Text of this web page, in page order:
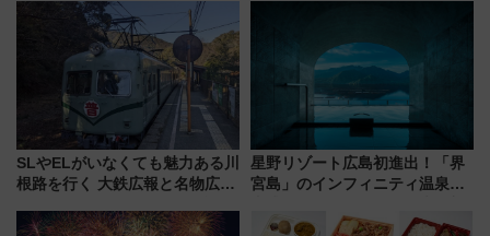
SLやELがいなくても魅力ある川
根路を行く 大鉄広報と名物広報
市など）【コラム】
星野リゾート広島初進出！「界
宮島」のインフィニティ温泉と
宿泊料金・アクセスは？（2026